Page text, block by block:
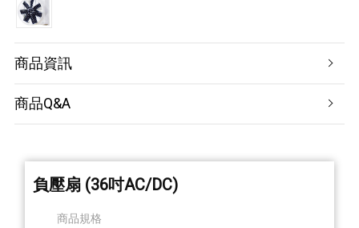
商品資訊
商品Q&A
負壓扇 (36吋AC/DC)
商品規格